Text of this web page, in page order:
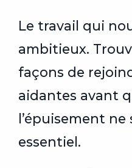
Le travail qui
ambitieux.
façons de
aidantes avant
l’épuisement
essentiel.